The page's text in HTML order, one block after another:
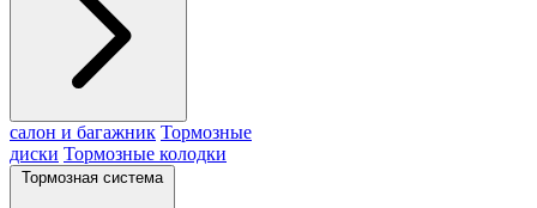
салон и багажник Тормозные
диски Тормозные колодки
Тормозная система